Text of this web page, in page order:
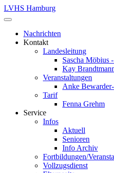
LVHS Hamburg
Nachrichten
Kontakt
Landesleitung
Sascha Möbius
Kay
Veranstaltungen
Anke
Tarif
Fenna Grehm
Service
Infos
Aktuell
Senioren
Info Archiv
Fortbildungen/
Vollzugsdienst